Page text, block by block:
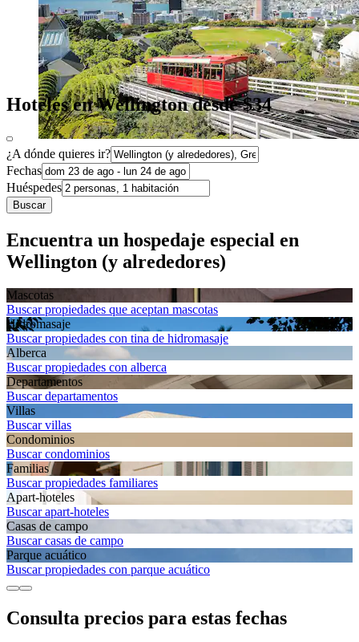
Hoteles en Wellington desde $34
¿A dónde quieres ir?
Fechas
Huéspedes
Buscar
Encuentra un hospedaje especial en
Wellington (y alrededores)
Mascotas
Buscar propiedades que aceptan mascotas
Hidromasaje
Buscar propiedades con tina de hidromasaje
Alberca
Buscar propiedades con alberca
Departa­mentos
Buscar departamentos
Villas
Buscar villas
Condominios
Buscar condominios
Familias
Buscar propiedades familiares
Apart-hoteles
Buscar apart-hoteles
Casas de campo
Buscar casas de campo
Parque acuático
Buscar propiedades con parque acuático
Consulta precios para estas fechas